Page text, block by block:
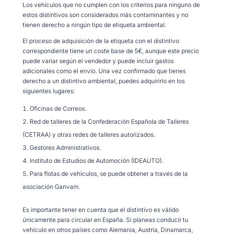
Los vehículos que no cumplen con los criterios para ninguno de
estos distintivos son considerados más contaminantes y no
tienen derecho a ningún tipo de etiqueta ambiental.
El proceso de adquisición de la etiqueta con el distintivo
correspondiente tiene un coste base de 5€, aunque este precio
puede variar según el vendedor y puede incluir gastos
adicionales como el envío. Una vez confirmado que tienes
derecho a un distintivo ambiental, puedes adquirirlo en los
siguientes lugares:
Oficinas de Correos.
Red de talleres de la Confederación Española de Talleres
(CETRAA) y otras redes de talleres autorizados.
Gestores Administrativos.
Instituto de Estudios de Automoción (IDEAUTO).
Para flotas de vehículos, se puede obtener a través de la
asociación Ganvam.
Es importante tener en cuenta que el distintivo es válido
únicamente para circular en España. Si planeas conducir tu
vehículo en otros países como Alemania, Austria, Dinamarca,